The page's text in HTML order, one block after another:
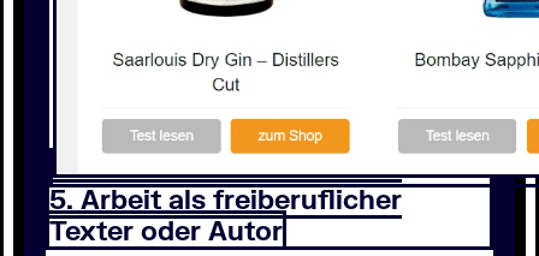
5. Arbeit als freiberuflicher
Texter oder Autor